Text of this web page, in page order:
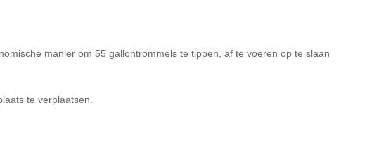
manier om 55 gallontrommels te tippen, af te voeren op te slaan
te verplaatsen.